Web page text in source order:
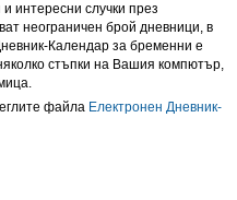
интересни случки през
неограничен брой дневници, в
Календар за бременни е
стъпки на Вашия компютър,
файла Електронен Дневник-